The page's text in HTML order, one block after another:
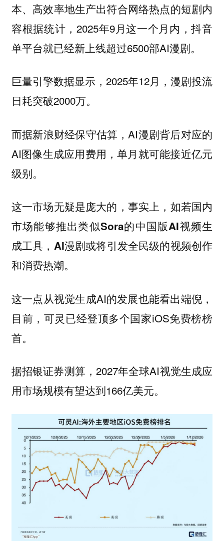
本、高效率地生产出符合网络热点的短剧内
容根据统计，2025年9月这一个月内，抖音
单平台就已经新上线超过6500部AI漫剧。
巨量引擎数据显示，2025年12月，漫剧投流
日耗突破2000万。
而据新浪财经保守估算，AI漫剧背后对应的
AI图像生成应用费用，单月就可能接近亿元
级别。
这一市场无疑是庞大的，事实上，如若国内
市场能够推出类似Sora的中国版AI视频生
成工具，AI漫剧或将引发全民级的视频创作
和消费热潮。
这一点从视觉生成AI的发展也能看出端倪，
目前，可灵已经登顶多个国家iOS免费榜榜
首。
据招银证券测算，2027年全球AI视觉生成应
用市场规模有望达到166亿美元。